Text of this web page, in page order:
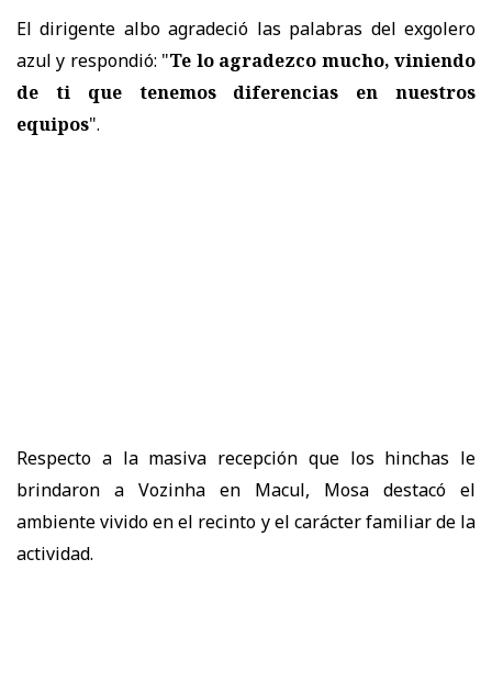
El dirigente albo agradeció las palabras del exgolero
azul y respondió: "Te lo agradezco mucho, viniendo
de ti que tenemos diferencias en nuestros
equipos".
Respecto a la masiva recepción que los hinchas le
brindaron a Vozinha en Macul, Mosa destacó el
ambiente vivido en el recinto y el carácter familiar de la
actividad.